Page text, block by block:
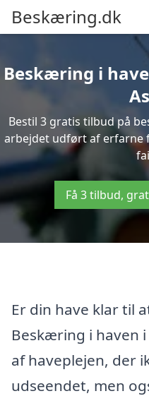
Beskæring.dk
Beskæring i
Bestil 3 gratis tilbud på
arbejdet udført af erfarne
Få 3 tilbud,
Er din have klar til
Beskæring i haven
af haveplejen, der
udseendet, men